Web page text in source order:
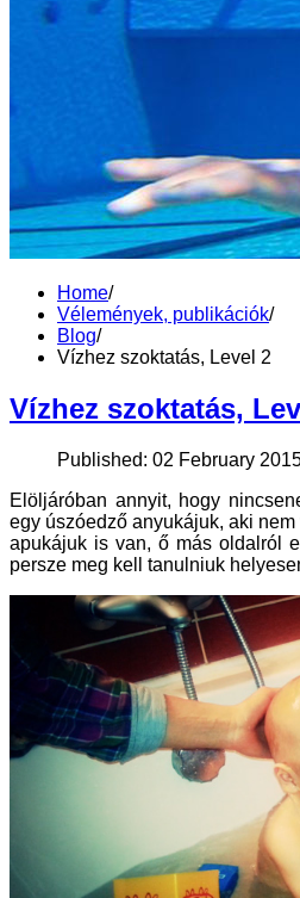
Home/
Vélemények, publikációk/
Blog/
Vízhez szoktatás, Level 2
Vízhez szoktatás,
Published: 02 February
Elöljáróban annyit, hogy
egy úszóedző anyukájuk, aki
apukájuk is van, ő más oldalról
persze meg kell tanulniuk